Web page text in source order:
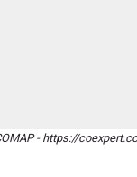
- https://